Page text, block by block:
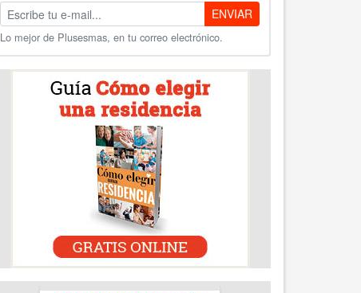
ENVIAR
Lo mejor de Plusesmas, en tu correo electrónico.